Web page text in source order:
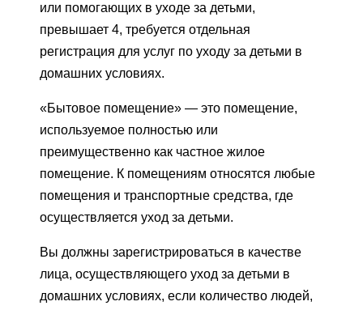
или помогающих в уходе за детьми,
превышает 4, требуется отдельная
регистрация для услуг по уходу за детьми в
домашних условиях.
«Бытовое помещение» — это помещение,
используемое полностью или
преимущественно как частное жилое
помещение. К помещениям относятся любые
помещения и транспортные средства, где
осуществляется уход за детьми.
Вы должны зарегистрироваться в качестве
лица, осуществляющего уход за детьми в
домашних условиях, если количество людей,